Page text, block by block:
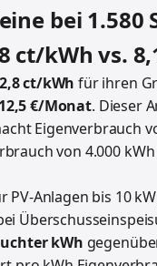
bei
ct/kWh vs.
ct/kWh für ihren
12,5 €/Monat. Dieser
Eigenverbrauch
von 4.000
PV-Anlagen bis 10
kWh